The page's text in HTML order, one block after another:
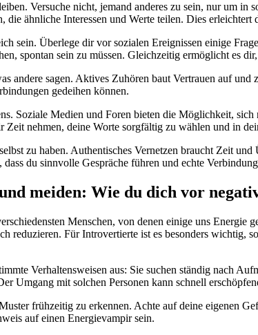
Versuche nicht, jemand anderes zu sein, nur um
die ähnliche Interessen und Werte teilen. Dies
sein. Überlege dir vor sozialen Ereignissen einige
spontan sein zu müssen. Gleichzeitig ermöglicht es
andere sagen. Aktives Zuhören baut Vertrauen auf
gedeihen können.
Soziale Medien und Foren bieten die Möglichkeit,
nehmen, deine Worte sorgfältig zu wählen und in
zu haben. Authentisches Vernetzen braucht Zeit
du sinnvolle Gespräche führen und echte
meiden: Wie du dich vor
Menschen, von denen einige uns Energie
reduzieren. Für Introvertierte ist es besonders
Verhaltensweisen aus: Sie suchen ständig nach
Umgang mit solchen Personen kann schnell
frühzeitig zu erkennen. Achte auf deine eigenen
auf einen Energievampir sein.